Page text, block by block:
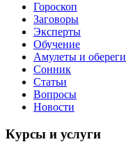
Гороскоп
Заговоры
Эксперты
Обучение
Амулеты и обереги
Сонник
Статьи
Вопросы
Новости
Курсы и услуги